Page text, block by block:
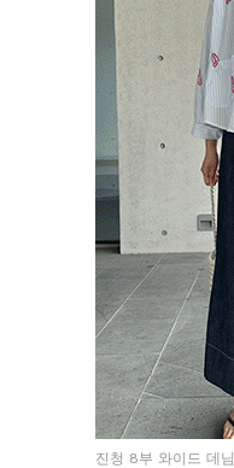
진청 8부 와이드 데님